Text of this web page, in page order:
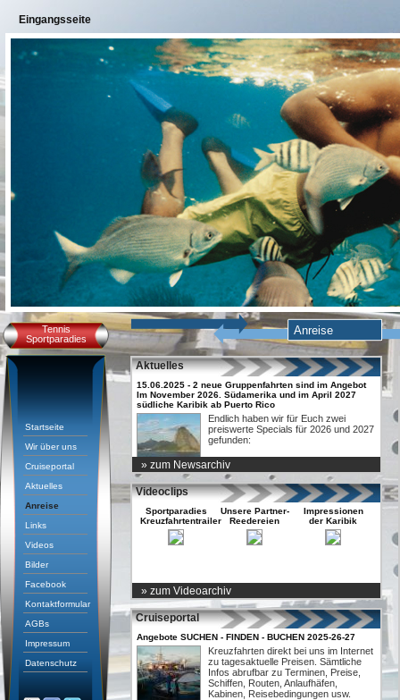
Eingangsseite
Tennis
Sportparadies
Startseite
Wir über uns
Cruiseportal
Aktuelles
Anreise
Links
Videos
Bilder
Facebook
Kontaktformular
AGBs
Impressum
Datenschutz
Anreise
Aktuelles
15.06.2025 - 2 neue Gruppenfahrten sind im Angebot
Im November 2026. Südamerika und im April 2027
südliche Karibik ab Puerto Rico
Endlich haben wir für Euch zwei
preiswerte Specials für 2026 und 2027
gefunden:
» zum Newsarchiv
Videoclips
Sportparadies
Kreuzfahrtentrailer
Unsere Partner-
Reedereien
Impressionen
der Karibik
Entertainement
der QUANTUM
» zum Videoarchiv
Cruiseportal
Angebote SUCHEN - FINDEN - BUCHEN 2025-26-27
Kreuzfahrten direkt bei uns im Internet
zu tagesaktuelle Preisen. Sämtliche
Infos abrufbar zu Terminen, Preise,
Schiffen, Routen, Anlaufhäfen,
Kabinen, Reisebedingungen usw.